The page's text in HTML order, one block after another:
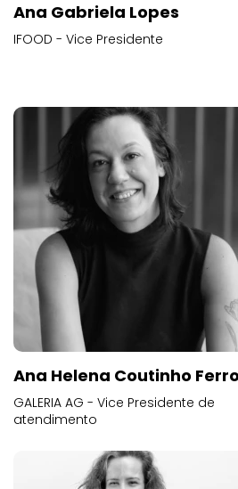
Ana Gabriela Lopes
IFOOD - Vice Presidente
Ana Helena Coutinho Ferro
GALERIA AG - Vice Presidente de
atendimento